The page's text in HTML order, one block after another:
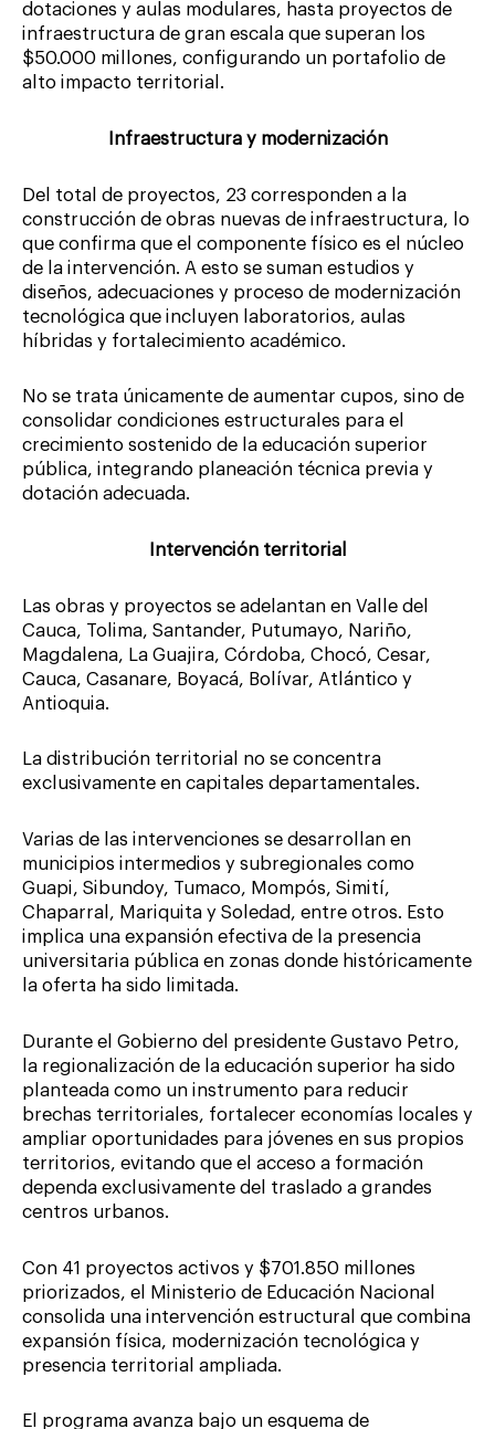
dotaciones y aulas modulares, hasta proyectos de
infraestructura de gran escala que superan los
$50.000 millones, configurando un portafolio de
alto impacto territorial.
Infraestructura y modernización
Del total de proyectos, 23 corresponden a la
construcción de obras nuevas de infraestructura, lo
que confirma que el componente físico es el núcleo
de la intervención. A esto se suman estudios y
diseños, adecuaciones y proceso de modernización
tecnológica que incluyen laboratorios, aulas
híbridas y fortalecimiento académico.
No se trata únicamente de aumentar cupos, sino de
consolidar condiciones estructurales para el
crecimiento sostenido de la educación superior
pública, integrando planeación técnica previa y
dotación adecuada.
Intervención territorial
Las obras y proyectos se adelantan en Valle del
Cauca, Tolima, Santander, Putumayo, Nariño,
Magdalena, La Guajira, Córdoba, Chocó, Cesar,
Cauca, Casanare, Boyacá, Bolívar, Atlántico y
Antioquia.
La distribución territorial no se concentra
exclusivamente en capitales departamentales.
Varias de las intervenciones se desarrollan en
municipios intermedios y subregionales como
Guapi, Sibundoy, Tumaco, Mompós, Simití,
Chaparral, Mariquita y Soledad, entre otros. Esto
implica una expansión efectiva de la presencia
universitaria pública en zonas donde históricamente
la oferta ha sido limitada.
Durante el Gobierno del presidente Gustavo Petro,
la regionalización de la educación superior ha sido
planteada como un instrumento para reducir
brechas territoriales, fortalecer economías locales y
ampliar oportunidades para jóvenes en sus propios
territorios, evitando que el acceso a formación
dependa exclusivamente del traslado a grandes
centros urbanos.
Con 41 proyectos activos y $701.850 millones
priorizados, el Ministerio de Educación Nacional
consolida una intervención estructural que combina
expansión física, modernización tecnológica y
presencia territorial ampliada.
El programa avanza bajo un esquema de